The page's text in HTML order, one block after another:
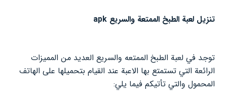
تنزيل لعبة الطبخ الممتعة والسريع apk
توجد في لعبة الطبخ الممتعه والسريع العديد من المميزات
الرائعة التي تستمتع بها الاعبة عند القيام بتحميلها على الهاتف
المحمول والتي تأتيكم فيما يلي: